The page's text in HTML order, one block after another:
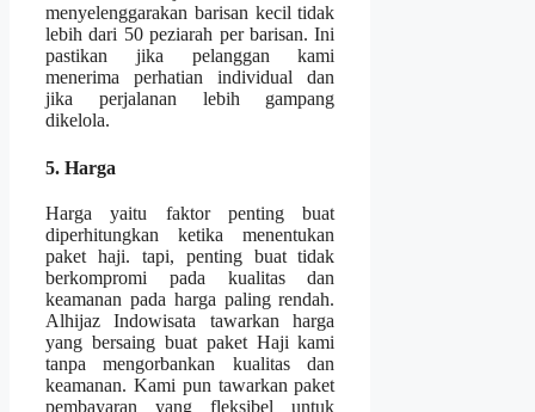
menyelenggarakan barisan kecil tidak
lebih dari 50 peziarah per barisan. Ini
pastikan jika pelanggan kami
menerima perhatian individual dan
jika perjalanan lebih gampang
dikelola.
5. Harga
Harga yaitu faktor penting buat
diperhitungkan ketika menentukan
paket haji. tapi, penting buat tidak
berkompromi pada kualitas dan
keamanan pada harga paling rendah.
Alhijaz Indowisata tawarkan harga
yang bersaing buat paket Haji kami
tanpa mengorbankan kualitas dan
keamanan. Kami pun tawarkan paket
pembayaran yang fleksibel untuk